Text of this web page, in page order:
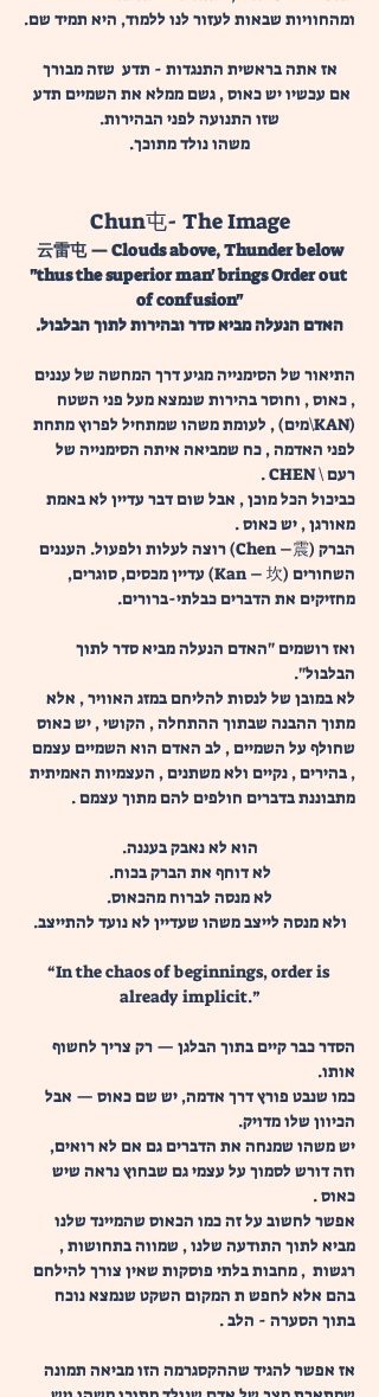
ומהחוויות שבאות לעזור לנו ללמוד, היא תמיד שם.
אז אתה בראשית התנגדות - תדע  שזה מבורך
אם עכשיו יש כאוס , גשם ממלא את השמיים תדע
שזו התנועה לפני הבהירות.
משהו נולד מתוכך.
Chun屯- The Image
云雷屯 — Clouds above, Thunder below
"thus the superior man' brings Order out
of confusion"
האדם הנעלה מביא סדר ובהירות לתוך הבלבול.
התיאור של הסימנייה מגיע דרך המחשה של עננים
, כאוס , וחוסר בהירות שנמצא מעל פני השטח
(KAN\מים) , לעומת משהו שמתחיל לפרוץ מתחת
לפני האדמה , כח שמביאה איתה הסימנייה של
רעם \ CHEN .
כביכול הכל מוכן , אבל שום דבר עדיין לא באמת
מאורגן , יש כאוס .
הברק (Chen –震) רוצה לעלות ולפעול. העננים
השחורים (Kan – 坎) עדיין מכסים, סוגרים,
מחזיקים את הדברים כבלתי-ברורים.
ואז רושמים "האדם הנעלה מביא סדר לתוך
הבלבול".
לא במובן של לנסות להליחם במזג האוויר , אלא
מתוך ההבנה שבתוך ההתחלה , הקושי , יש כאוס
שחולף על השמיים , לב האדם הוא השמיים עצמם
, בהירים , נקיים ולא משתנים , העצמיות האמיתית
מתבוננת בדברים חולפים להם מתוך עצמם .
הוא לא נאבק בעננה.
לא דוחף את הברק בכוח.
לא מנסה לברוח מהכאוס.
ולא מנסה לייצב משהו שעדיין לא נועד להתייצב.
“In the chaos of beginnings, order is
already implicit.”
הסדר כבר קיים בתוך הבלגן — רק צריך לחשוף
אותו.
כמו שנבט פורץ דרך אדמה, יש שם כאוס — אבל
הכיוון שלו מדויק.
יש משהו שמנחה את הדברים גם אם לא רואים,
וזה דורש לסמוך על עצמי גם שבחוץ נראה שיש
כאוס .
אפשר לחשוב על זה כמו הכאוס שהמיינד שלנו
מביא לתוך התודעה שלנו , שמווה בתחושות ,
רגשות  , מחבות בלתי פוסקות שאין צורך להילחם
בהם אלא לחפש ת המקום השקט שנמצא נוכח
בתוך הסערה - הלב .
אז אפשר להגיד שההקסגרמה הזו מביאה תמונה